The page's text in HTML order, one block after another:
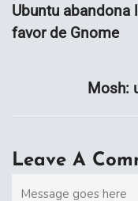
Ubuntu abandona
favor de Gnome
Mosh:
Leave A